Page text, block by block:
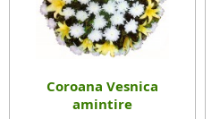
Coroana Vesnica
amintire